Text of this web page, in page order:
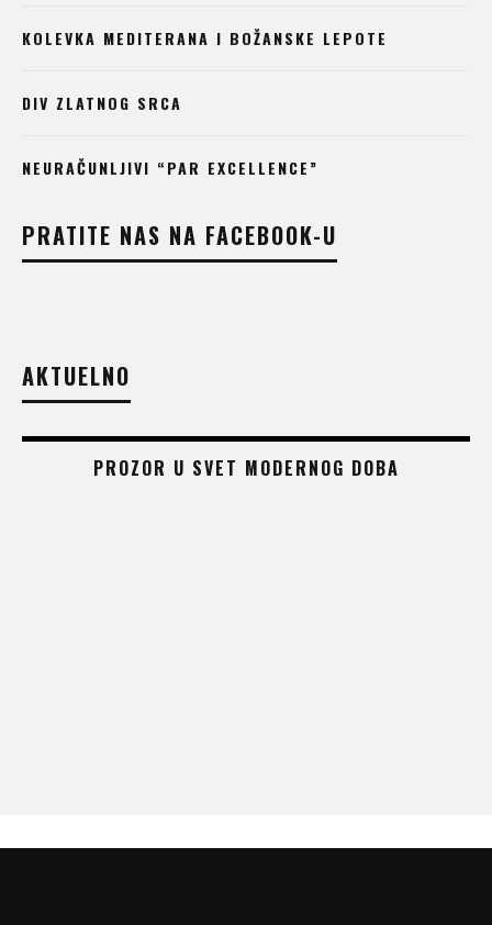
KOLEVKA MEDITERANA I BOŽANSKE LEPOTE
DIV ZLATNOG SRCA
NEURAČUNLJIVI “PAR EXCELLENCE”
PRATITE NAS NA FACEBOOK-U
AKTUELNO
PROZOR U SVET MODERNOG DOBA